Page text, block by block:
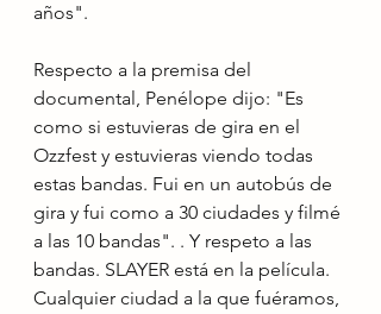
años".
Respecto a la premisa del
documental, Penélope dijo: "Es
como si estuvieras de gira en el
Ozzfest y estuvieras viendo todas
estas bandas. Fui en un autobús de
gira y fui como a 30 ciudades y filmé
a las 10 bandas". . Y respeto a las
bandas. SLAYER está en la película.
Cualquier ciudad a la que fuéramos,